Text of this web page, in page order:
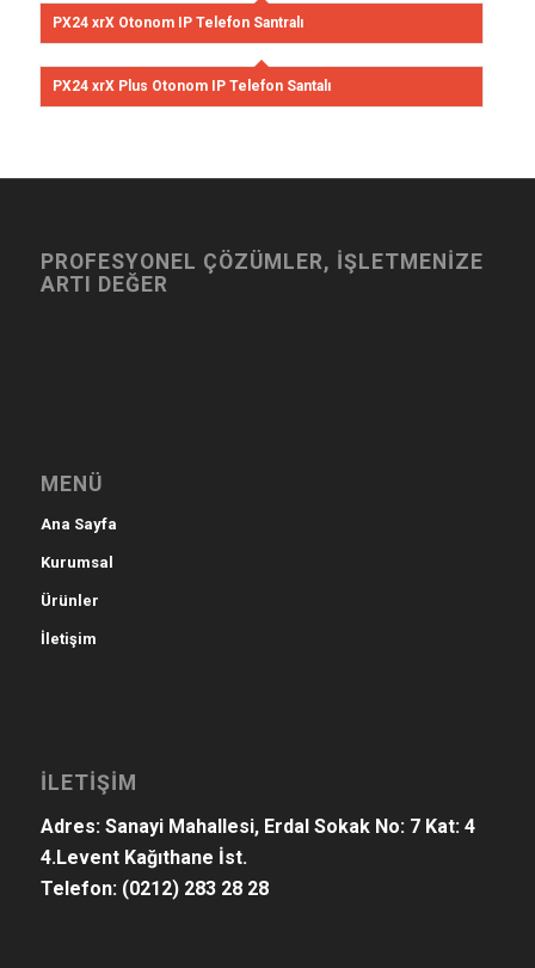
PX24 xrX Otonom IP Telefon Santralı
PX24 xrX Plus Otonom IP Telefon Santalı
PROFESYONEL ÇÖZÜMLER, İŞLETMENİZE
ARTI DEĞER
MENÜ
Ana Sayfa
Kurumsal
Ürünler
İletişim
İLETİŞİM
Adres: Sanayi Mahallesi, Erdal Sokak No: 7 Kat: 4
4.Levent Kağıthane İst.
Telefon: (0212) 283 28 28